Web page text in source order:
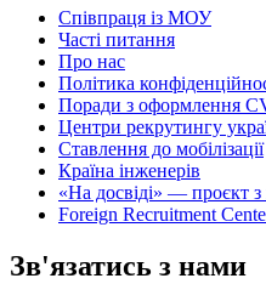
Співпраця із МОУ
Часті питання
Про нас
Політика
Поради з оформлення
Центри рекрутингу
Ставлення до мобілізації
Країна інженерів
«На досвіді» — проєкт з
Foreign Recruitment
Зв'язатись з нами